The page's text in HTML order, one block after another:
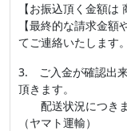
【お振込頂く金額は
【最終的な請求金
てご連絡いたします。
3. ご入金が確認出
頂きます。
配送状況につきま
（ヤマト運輸）